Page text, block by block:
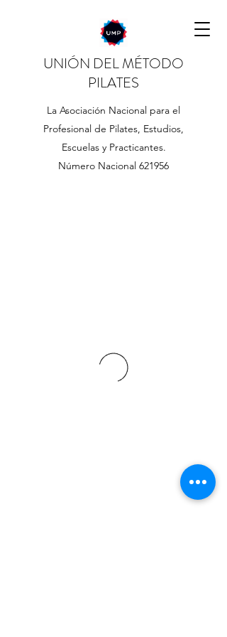
UNIÓN DEL MÉTODO
PILATES
La Asociación Nacional para el
Profesional de Pilates, Estudios,
Escuelas y Practicantes.
Número Nacional 621956